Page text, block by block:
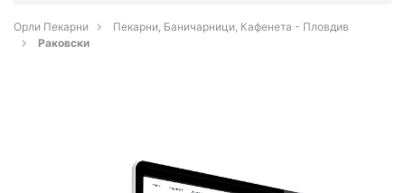
Орли Пекарни
Пекарни, Баничарници, Кафенета - Пловдив
Раковски